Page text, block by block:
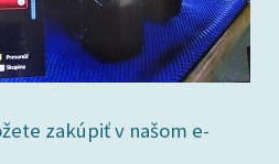
zakúpiť v našom e-